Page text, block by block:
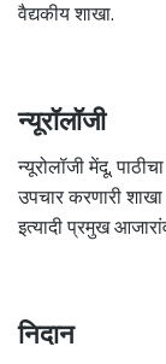
वैद्यकीय शाखा.
न्यूरॉलॉजी
न्यूरोलॉजी मेंदू,
उपचार करणारी
इत्यादी प्रमुख
निदान